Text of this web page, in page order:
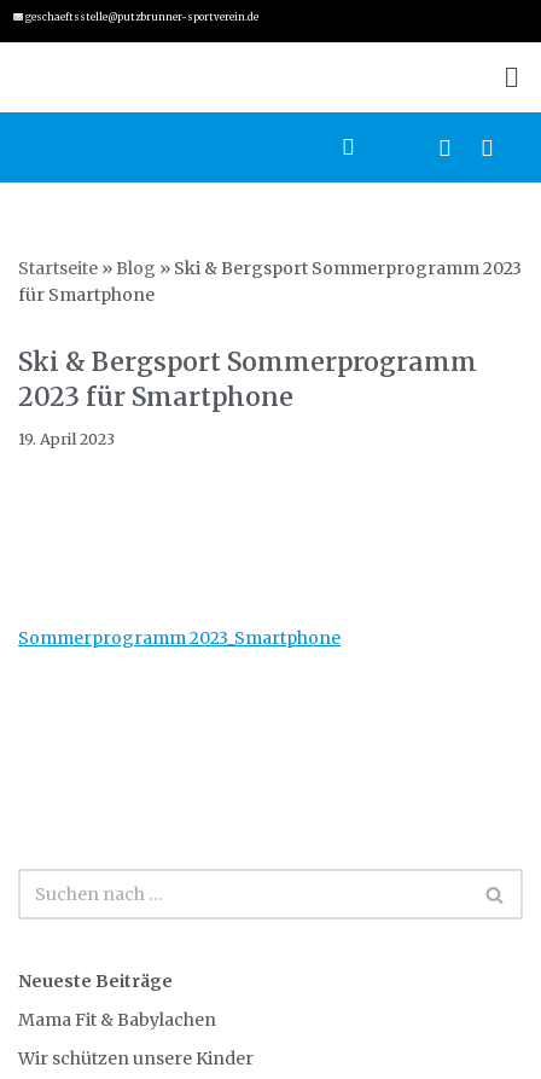
springen
geschaeftsstelle@putzbrunner-sportverein.de
Startseite » Blog » Ski & Bergsport Sommerprogramm 2023
für Smartphone
Ski & Bergsport Sommerprogramm
2023 für Smartphone
19. April 2023
Sommerprogramm 2023_Smartphone
Neueste Beiträge
Mama Fit & Babylachen
Wir schützen unsere Kinder